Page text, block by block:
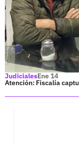
JudicialesEne 14
Atención: Fiscalía